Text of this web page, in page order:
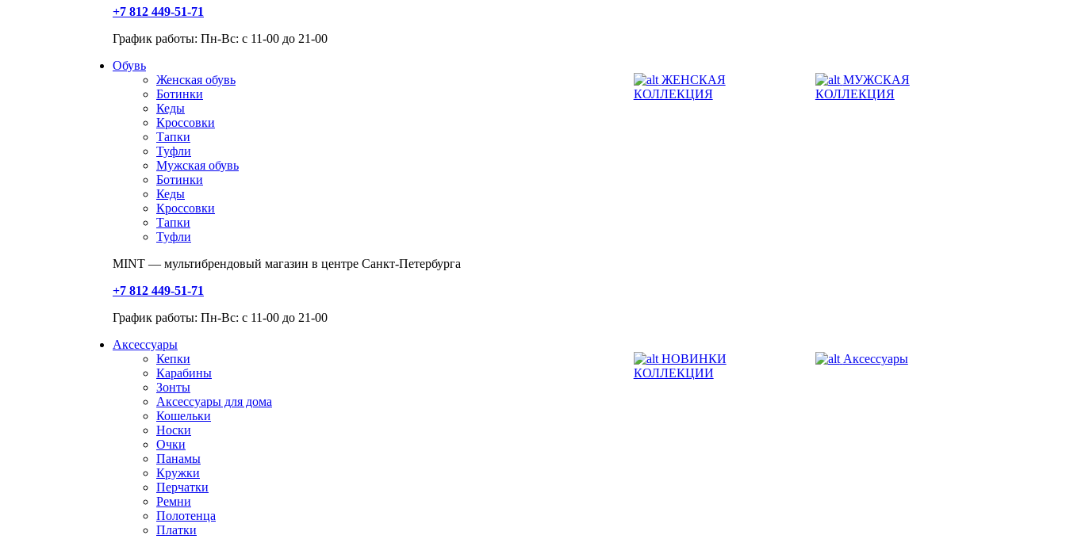
+7 812 449-51-71
График работы: Пн-Вс: с 11-00 до 21-00
Обувь
Женская обувь
Ботинки
Кеды
Кроссовки
Тапки
Туфли
Мужская обувь
Ботинки
Кеды
Кроссовки
Тапки
Туфли
ЖЕНСКАЯ
КОЛЛЕКЦИЯ
МУЖСКАЯ
КОЛЛЕКЦИЯ
MINT — мультибрендовый магазин в центре Санкт-Петербурга
+7 812 449-51-71
График работы: Пн-Вс: с 11-00 до 21-00
Аксессуары
Кепки
Карабины
Зонты
Аксессуары для дома
Кошельки
Носки
Очки
Панамы
Кружки
Перчатки
Ремни
Полотенца
Платки
НОВИНКИ
КОЛЛЕКЦИИ
Аксессуары